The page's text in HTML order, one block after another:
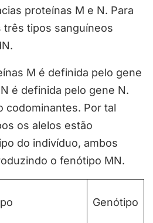
proteínas M e N. Para
três tipos sanguíneos
M é definida pelo gene
é definida pelo gene N.
codominantes. Por tal
os alelos estão
do indivíduo, ambos
o fenótipo MN.
Genótipo